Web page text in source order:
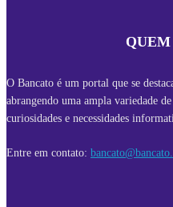
QUEM
O Bancato é um portal que se
abrangendo uma ampla variedade
curiosidades e necessidades
Entre em contato: